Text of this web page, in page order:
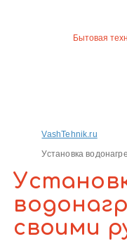
Бытовая
VashTehnik.ru
Установка
своими